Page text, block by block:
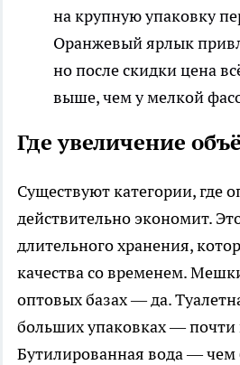
на крупную упаковку
Оранжевый ярлык
но после скидки цена
выше, чем у мелкой
Где увеличение
Существуют категории, где
действительно экономит.
длительного хранения,
качества со временем.
оптовых базах — да.
больших упаковках — почти
Бутилированная вода — чем